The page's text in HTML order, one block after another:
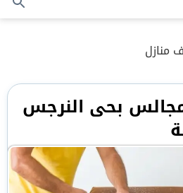
بحث
منازل
بحى النرجس